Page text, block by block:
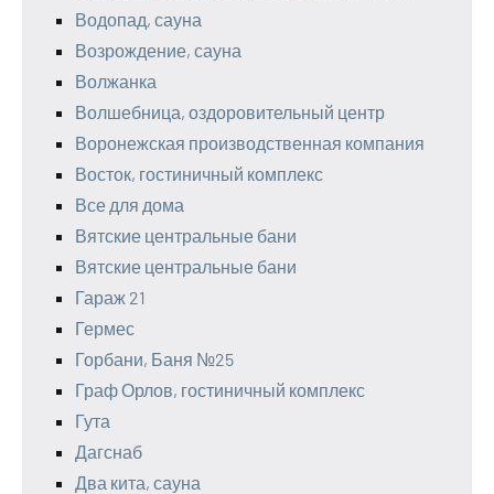
Водопад, сауна
Возрождение, сауна
Волжанка
Волшебница, оздоровительный центр
Воронежская производственная компания
Восток, гостиничный комплекс
Все для дома
Вятские центральные бани
Вятские центральные бани
Гараж 21
Гермес
Горбани, Баня №25
Граф Орлов, гостиничный комплекс
Гута
Дагснаб
Два кита, сауна